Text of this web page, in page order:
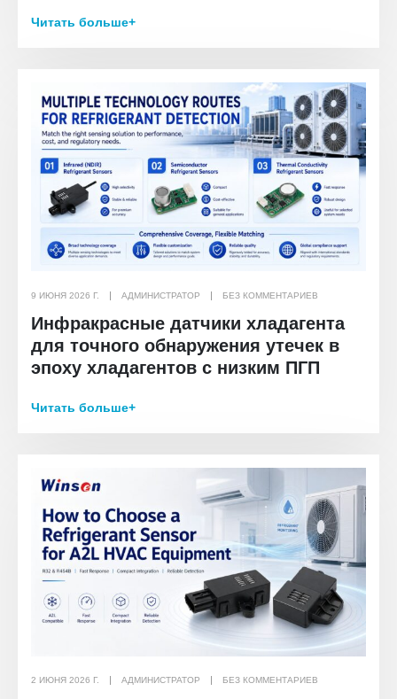
Читать больше+
9 ИЮНЯ 2026 Г. АДМИНИСТРАТОР БЕЗ КОММЕНТАРИЕВ
Инфракрасные датчики хладагента
для точного обнаружения утечек в
эпоху хладагентов с низким ПГП
Читать больше+
2 ИЮНЯ 2026 Г. АДМИНИСТРАТОР БЕЗ КОММЕНТАРИЕВ